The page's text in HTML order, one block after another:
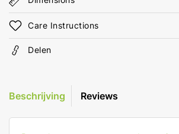
Care Instructions
Delen
Beschrijving Reviews